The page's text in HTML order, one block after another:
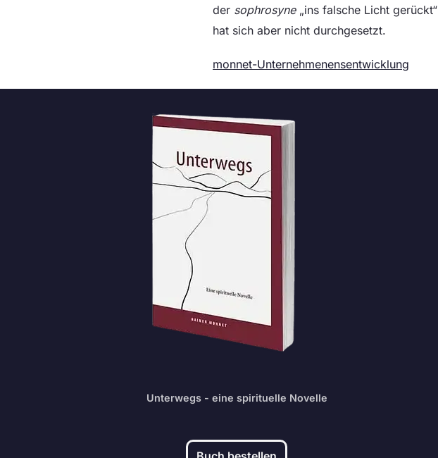
der sophrosyne„ins falsche Licht gerückt“
hat sich aber nicht durchgesetzt.
monnet-Unternehmenensentwicklung
Unterwegs - eine spirituelle Novelle